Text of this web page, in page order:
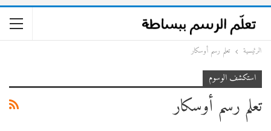
الرئيسية تعلم رسم أوسكار
استكشف الوسوم
تعلم رسم أوسكار